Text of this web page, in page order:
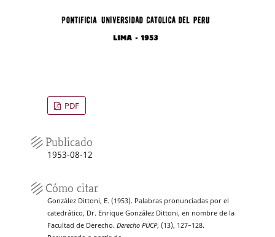
PDF
Publicado
1953-08-12
Cómo citar
González Dittoni, E. (1953). Palabras pronunciadas por el
catedrático, Dr. Enrique González Dittoni, en nombre de la
Facultad de Derecho. Derecho PUCP, (13), 127–128.